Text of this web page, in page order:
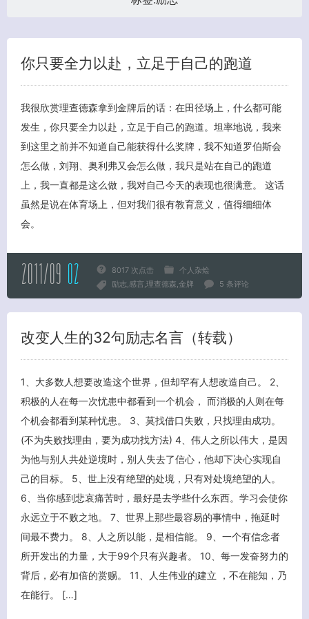
你只要全力以赴，立足于自己的跑道
我很欣赏理查德森拿到金牌后的话：在田径场上，什么都可能
发生，你只要全力以赴，立足于自己的跑道。坦率地说，我来
到这里之前并不知道自己能获得什么奖牌，我不知道罗伯斯会
怎么做，刘翔、奥利弗又会怎么做，我只是站在自己的跑道
上，我一直都是这么做，我对自己今天的表现也很满意。 这话
虽然是说在体育场上，但对我们很有教育意义，值得细细体
会。
2011/09 02 8017 次点击
个人杂烩
励志 感言 理查德森 金牌 5 条评论
改变人生的32句励志名言（转载）
1、大多数人想要改造这个世界，但却罕有人想改造自己。 2、
积极的人在每一次忧患中都看到一个机会， 而消极的人则在每
个机会都看到某种忧患。 3、莫找借口失败，只找理由成功。
(不为失败找理由，要为成功找方法) 4、伟人之所以伟大，是因
为他与别人共处逆境时，别人失去了信心，他却下决心实现自
己的目标。 5、世上没有绝望的处境，只有对处境绝望的人。
6、当你感到悲哀痛苦时，最好是去学些什么东西。学习会使你
永远立于不败之地。 7、世界上那些最容易的事情中，拖延时
间最不费力。 8、人之所以能，是相信能。 9、一个有信念者
所开发出的力量，大于99个只有兴趣者。 10、每一发奋努力的
背后，必有加倍的赏赐。 11、人生伟业的建立 ，不在能知，乃
在能行。 […]
客服小美